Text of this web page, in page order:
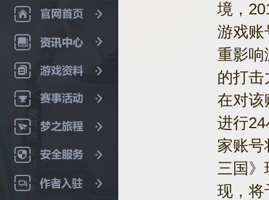
境，
游戏账
重影响
的打击
在对该
进行
家账号
三国
现，将